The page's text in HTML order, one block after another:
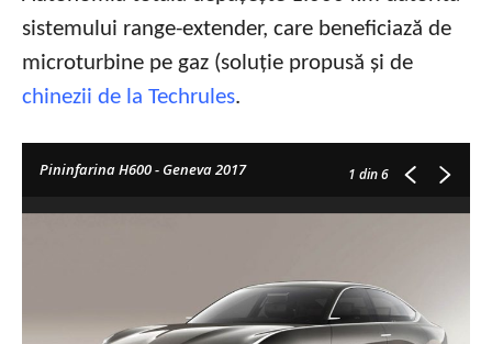
sistemului range-extender, care beneficiază de
microturbine pe gaz (soluție propusă și de
chinezii de la Techrules.
Pininfarina H600 - Geneva 2017 1 din 6